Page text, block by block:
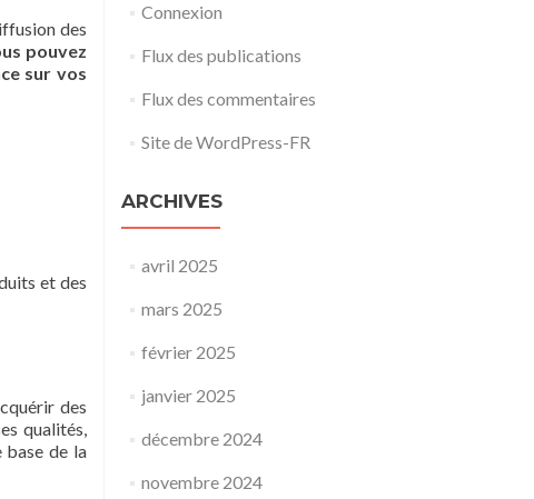
des
pouvez
sur vos
et des
des
qualités,
base de la
Connexion
Flux des publications
Flux des commentaires
Site de WordPress-FR
ARCHIVES
avril 2025
mars 2025
février 2025
janvier 2025
décembre 2024
novembre 2024